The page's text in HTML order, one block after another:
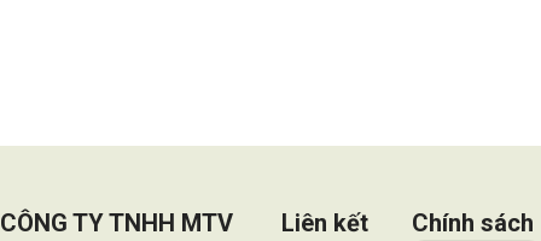
CÔNG TY TNHH MTV
Liên kết
Chính sách